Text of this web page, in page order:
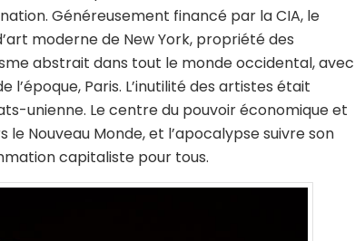
Généreusement financé par la CIA, le
moderne de New York, propriété des
abstrait dans tout le monde occidental, avec
Paris. L’inutilité des artistes était
unienne. Le centre du pouvoir économique et
Nouveau Monde, et l’apocalypse suivre son
capitaliste pour tous.